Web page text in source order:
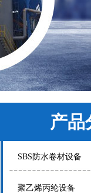
产品
SBS防水卷材设备
聚乙烯丙纶设备